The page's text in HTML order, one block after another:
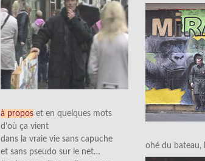
à propos et en quelques mots
d’où ça vient
dans la vraie vie sans capuche
et sans pseudo sur le net…
ohé du bateau,